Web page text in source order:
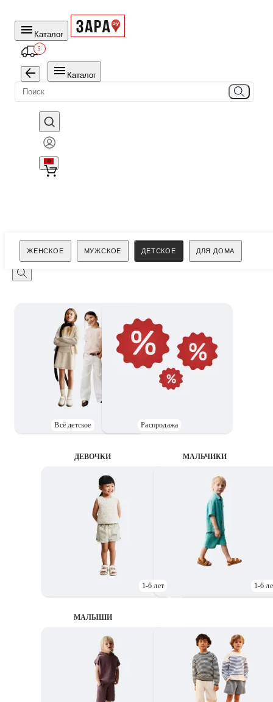
Каталог
5
Каталог
0
ЖЕНСКОЕ МУЖСКОЕ ДЕТСКОЕ ДЛЯ ДОМА
Поиск
Всё детское Распродажа
ДЕВОЧКИ
1-6 лет
MАЛЬЧИКИ
1-6
МАЛЫШИ